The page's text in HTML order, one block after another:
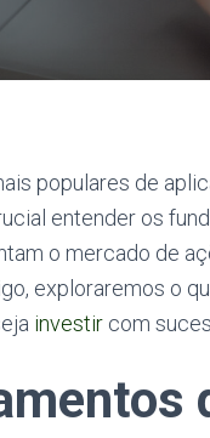
populares de
entender os
o mercado de
exploraremos o
investir com